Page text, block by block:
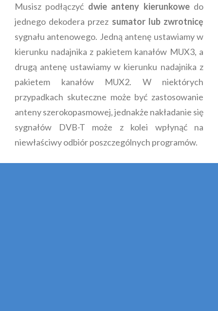
Musisz podłączyć dwie anteny kierunkowedo
jednego dekodera przez sumator lub zwrotnicę
sygnału antenowego. Jedną antenę ustawiamy w
kierunku nadajnika z pakietem kanałów MUX3, a
drugą antenę ustawiamy w kierunku nadajnika z
pakietem kanałów MUX2. W niektórych
przypadkach skuteczne może być zastosowanie
anteny szerokopasmowej, jednakże nakładanie się
sygnałów DVB-T może z kolei wpłynąć na
niewłaściwy odbiór poszczególnych programów.